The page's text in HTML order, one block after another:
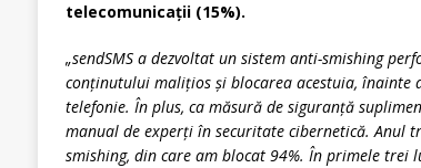
telecomunicații (15%).
„sendSMS a dezvoltat un sistem anti-smishing
conținutului malițios și blocarea acestuia, înainte
telefonie. În plus, ca măsură de siguranță
manual de experți în securitate cibernetică. Anul
smishing, din care am blocat 94%. În primele trei